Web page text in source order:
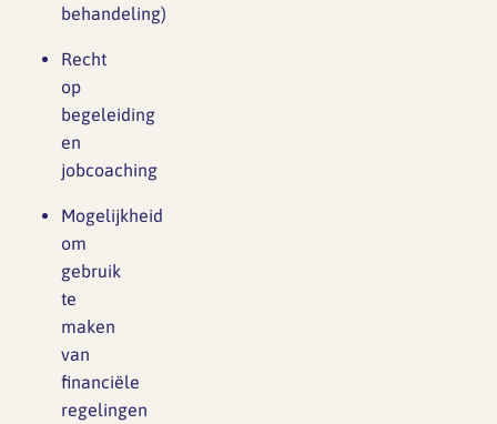
behandeling)
Recht
op
begeleiding
en
jobcoaching
Mogelijkheid
om
gebruik
te
maken
van
financiële
regelingen